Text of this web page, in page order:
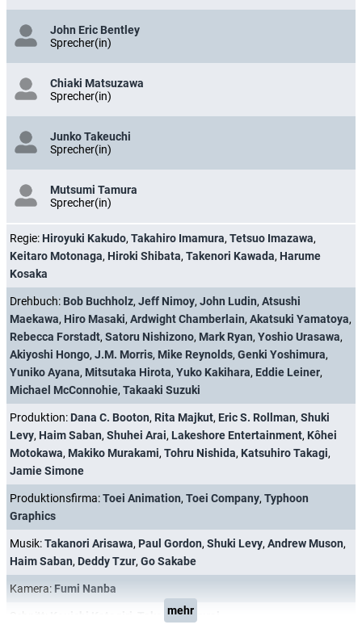
John Eric Bentley
Sprecher(in)
Chiaki Matsuzawa
Sprecher(in)
Junko Takeuchi
Sprecher(in)
Mutsumi Tamura
Sprecher(in)
Regie: Hiroyuki Kakudo, Takahiro Imamura, Tetsuo Imazawa,
Keitaro Motonaga, Hiroki Shibata, Takenori Kawada, Harume
Kosaka
Drehbuch: Bob Buchholz, Jeff Nimoy, John Ludin, Atsushi
Maekawa, Hiro Masaki, Ardwight Chamberlain, Akatsuki Yamatoya,
Rebecca Forstadt, Satoru Nishizono, Mark Ryan, Yoshio Urasawa,
Akiyoshi Hongo, J.M. Morris, Mike Reynolds, Genki Yoshimura,
Yuniko Ayana, Mitsutaka Hirota, Yuko Kakihara, Eddie Leiner,
Michael McConnohie, Takaaki Suzuki
Produktion: Dana C. Booton, Rita Majkut, Eric S. Rollman, Shuki
Levy, Haim Saban, Shuhei Arai, Lakeshore Entertainment, Kôhei
Motokawa, Makiko Murakami, Tohru Nishida, Katsuhiro Takagi,
Jamie Simone
Produktionsfirma:Toei Animation, Toei Company, Typhoon
Graphics
Musik:Takanori Arisawa, Paul Gordon, Shuki Levy, Andrew Muson,
Haim Saban, Deddy Tzur, Go Sakabe
Kamera: Fumi Nanba
Takashi Sakurai
mehr